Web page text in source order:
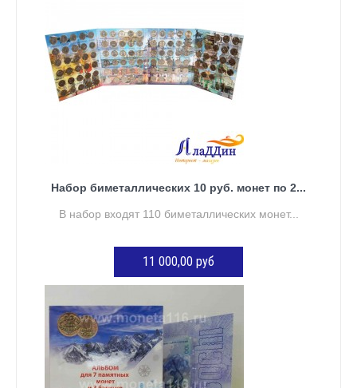
Набор биметаллических 10 руб. монет по 2...
В набор входят 110 биметаллических монет...
11 000,00 руб